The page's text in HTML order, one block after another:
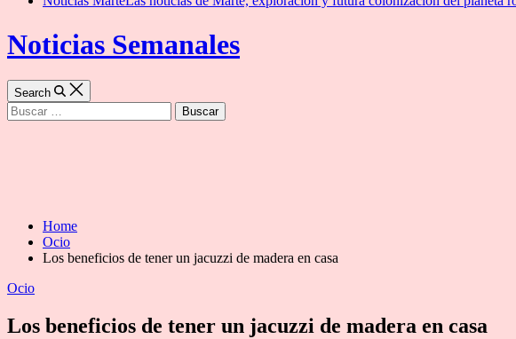
Noticias Semanales
Search
Buscar:
Home
Ocio
Los beneficios de tener un jacuzzi de madera en casa
Categories
Ocio
Los beneficios de tener un jacuzzi de madera en casa